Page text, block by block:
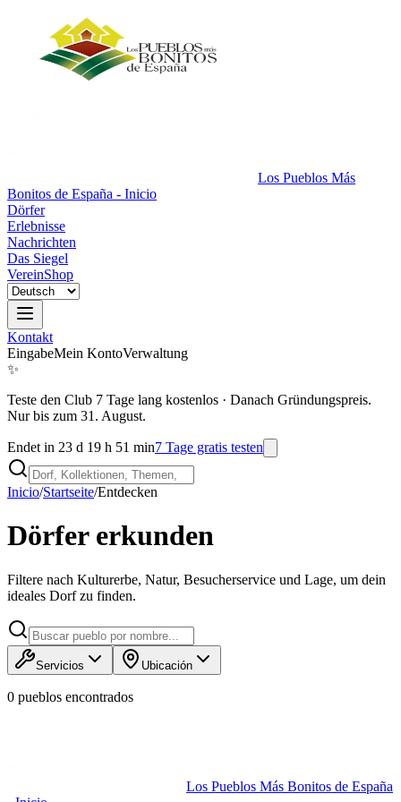
Los Pueblos Más
Bonitos de España - Inicio
Dörfer
Erlebnisse
Nachrichten
Das Siegel
VereinShop
Kontakt
EingabeMein KontoVerwaltung
✨
Teste den Club 7 Tage lang kostenlos · Danach Gründungspreis.
Nur bis zum 31. August.
Endet in 23 d 19 h 51 min7 Tage gratis testen
Inicio/Startseite/Entdecken
Dörfer erkunden
Filtere nach Kulturerbe, Natur, Besucherservice und Lage, um dein
ideales Dorf zu finden.
Servicios Ubicación
0 pueblos encontrados
Los Pueblos Más Bonitos de España